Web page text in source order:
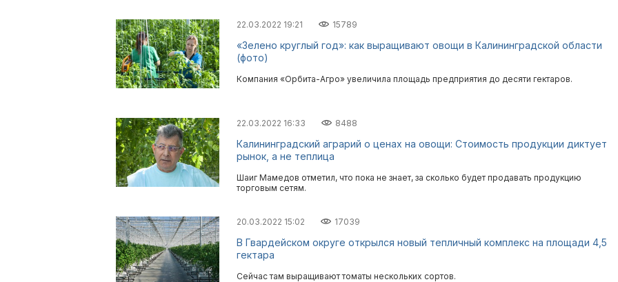
22.03.2022 19:21 15789
«Зелено круглый год»: как выращивают овощи в Калининградской области
(фото)
Компания «Орбита-Агро» увеличила площадь предприятия до десяти гектаров.
22.03.2022 16:33 8488
Калининградский аграрий о ценах на овощи: Стоимость продукции диктует
рынок, а не теплица
Шаиг Мамедов отметил, что пока не знает, за сколько будет продавать продукцию
торговым сетям.
20.03.2022 15:02 17039
В Гвардейском округе открылся новый тепличный комплекс на площади 4,5
гектара
Сейчас там выращивают томаты нескольких сортов.